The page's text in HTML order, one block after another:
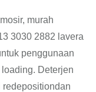
murah
3030 2882 lavera
penggunaan
Deterjen
redepositiondan